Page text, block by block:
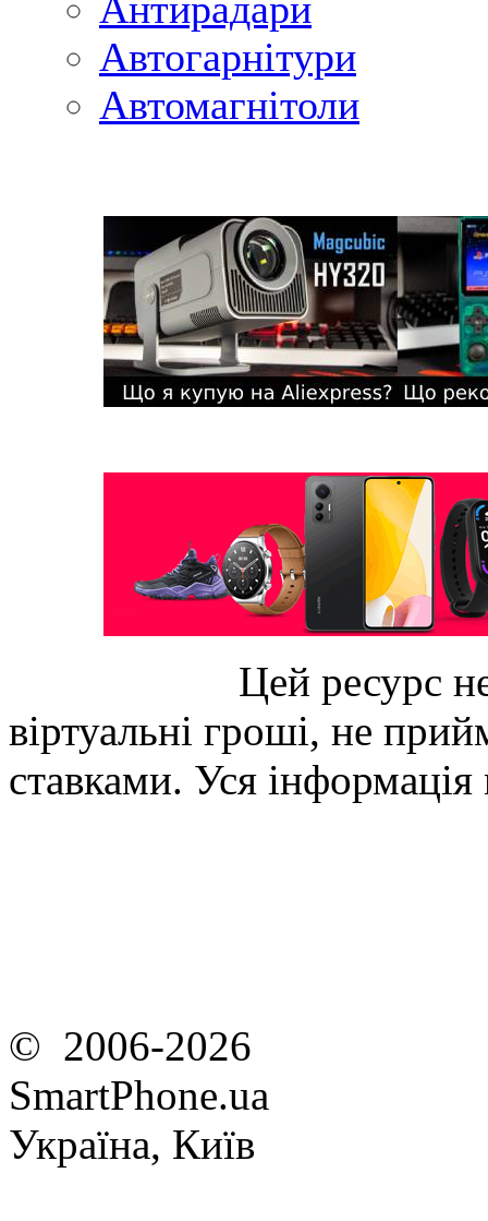
Автогарнітури
Автомагнітоли
Цей ресурс
віртуальні гроші, не
ставками. Уся
© 2006-2026
SmartPhone.ua
Україна, Київ